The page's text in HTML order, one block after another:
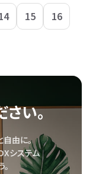
15 16
い。
自由に。
システム